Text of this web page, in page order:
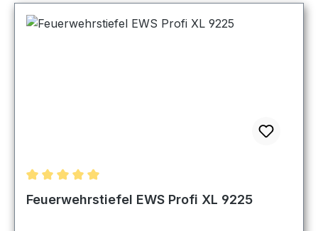
Durchschnittliche Bewertung von 5 von 5 Sternen
Feuerwehrstiefel EWS Profi XL 9225